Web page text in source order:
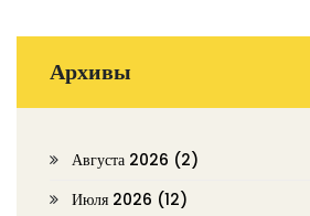
Архивы
Августа 2026 (2)
Июля 2026 (12)